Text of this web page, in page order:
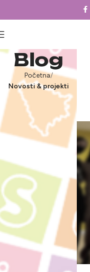
Blog
Početna
Novosti & projekti